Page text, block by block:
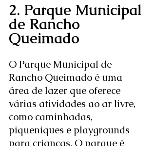
2. Parque Municipal
de Rancho
Queimado
O Parque Municipal de
Rancho Queimado é uma
área de lazer que oferece
várias atividades ao ar livre,
como caminhadas,
piqueniques e playgrounds
para crianças. O parque é